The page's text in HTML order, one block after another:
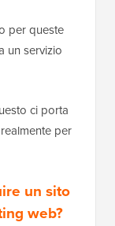
per queste
un servizio
ci porta
per
un sito
web?